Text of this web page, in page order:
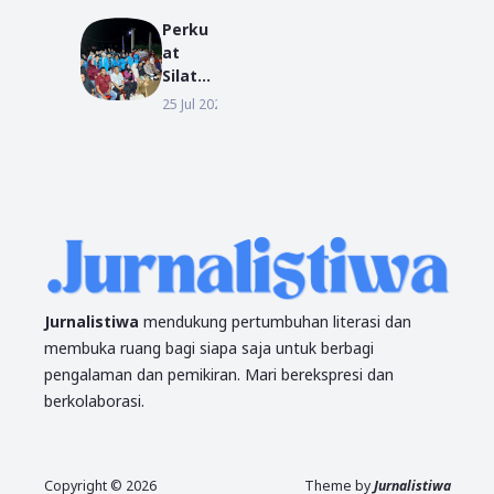
Indon
esia
2104
Lulusa
n pada
Wisud
Perku
at
Silatur
ahmi
Sambu
iswa
KKN
IAIN
BERITA
25 Jul 2026
Jurnalistiwa mendukung pertumbuhan literasi dan
membuka ruang bagi siapa saja untuk berbagi
pengalaman dan pemikiran. Mari berekspresi dan
berkolaborasi.
Copyright © 2026 Theme byJurnalistiwa